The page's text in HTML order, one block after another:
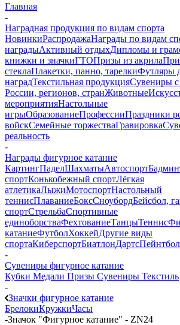
Главная
-
Наградная продукция по видам спорта
НовинкиРаспродажаНаграды по видам
наградыАктивный отдыхДипломы и
книжки и значкиГТОПризы из акрила
стеклаПлакетки, панно, тарелкиФутляры
наградТекстильная продукцияСувениры
России, регионов, странЖивотные
мероприятияНастольные
игрыОбразованиеПрофессииПраздники
войскСемейные торжестваГравировка
реальность
-
Награды фигурное катание
КартингПаделШахматыАвтоспорт
спортКонькобежный спортЛёгкая
атлетикаЛыжиМотоспортНастольный
теннисПлаваниеБоксСноубордБейсбол,
спортСтрельбаСпортивные
единоборстваФехтованиеТанцыТеннис
катаниеФутболХоккейДругие виды
спортаКиберспортБиатлонДартсПейнтбол
-
Сувениры фигурное катание
Кубки Медали Призы Сувениры Текстиль
-
Значки фигурное катание
БрелокиКружкиЧасы
-Значок "Фигурное катание" - ZN24